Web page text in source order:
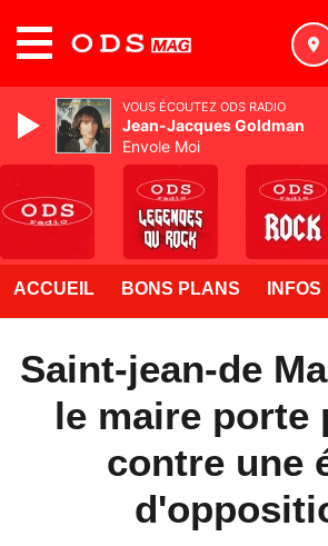
ACCUEIL BONS PLANS INFOS
Saint-jean-de
le maire porte
contre une
VOUS ÉCOUTEZ ODS RADIO
Jean-Jacques Goldman
Envole Moi